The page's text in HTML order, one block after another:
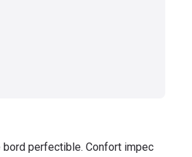
bord perfectible. Confort impec